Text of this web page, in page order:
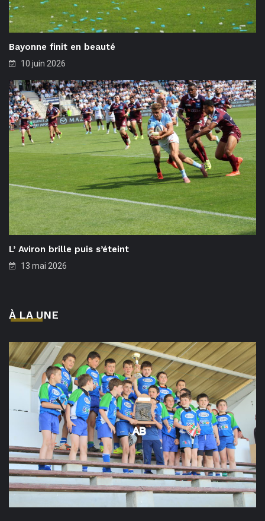
Bayonne finit en beauté
10 juin 2026
L’ Aviron brille puis s’éteint
13 mai 2026
À LA UNE